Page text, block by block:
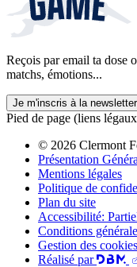
Reçois par email ta dose
matchs, émotions...
Je m'inscris à la newsletter
Pied de page (liens
© 2026 Clermont
Présentation
Mentions légales
Politique de
Plan du site
Accessibilité:
Conditions
Gestion des cookies
Réalisé par